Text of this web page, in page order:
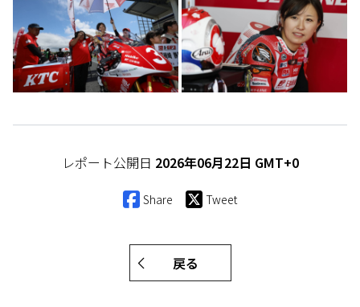
レポート公開日 2026年06月22日 GMT+0
Share Tweet
戻る